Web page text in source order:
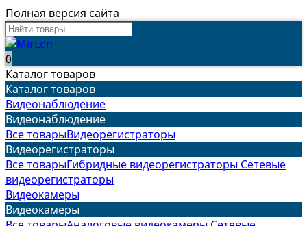
Полная версия сайта
0
Каталог товаров
Каталог товаров
Видеонаблюдение
Видеонаблюдение
Все товарыВидеорегистраторы
Видеорегистраторы
Все товарыГибридные видеорегистраторы Сетевые
видеорегистраторы
Видеокамеры
Видеокамеры